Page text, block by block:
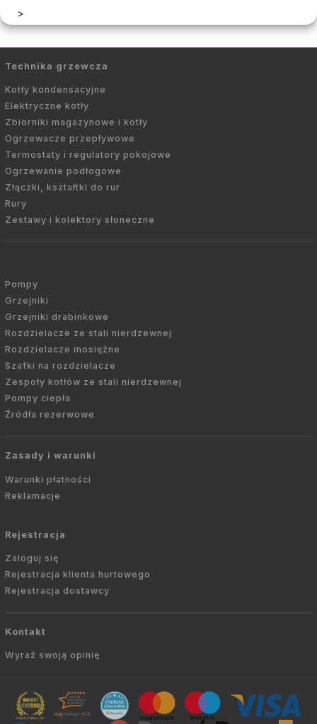
>
Technika grzewcza
Kotły kondensacyjne
Elektryczne kotły
Zbiorniki magazynowe i kotły
Ogrzewacze przepływowe
Termostaty i regulatory pokojowe
Ogrzewanie podłogowe
Złączki, kształtki do rur
Rury
Zestawy i kolektory słoneczne
Pompy
Grzejniki
Grzejniki drabinkowe
Rozdzielacze ze stali nierdzewnej
Rozdzielacze mosiężne
Szafki na rozdzielacze
Zespoły kotłów ze stali nierdzewnej
Pompy ciepła
Źródła rezerwowe
Zasady i warunki
Warunki płatności
Reklamacje
Rejestracja
Zaloguj się
Rejestracja klienta hurtowego
Rejestracja dostawcy
Kontakt
Wyraź swoją opinię